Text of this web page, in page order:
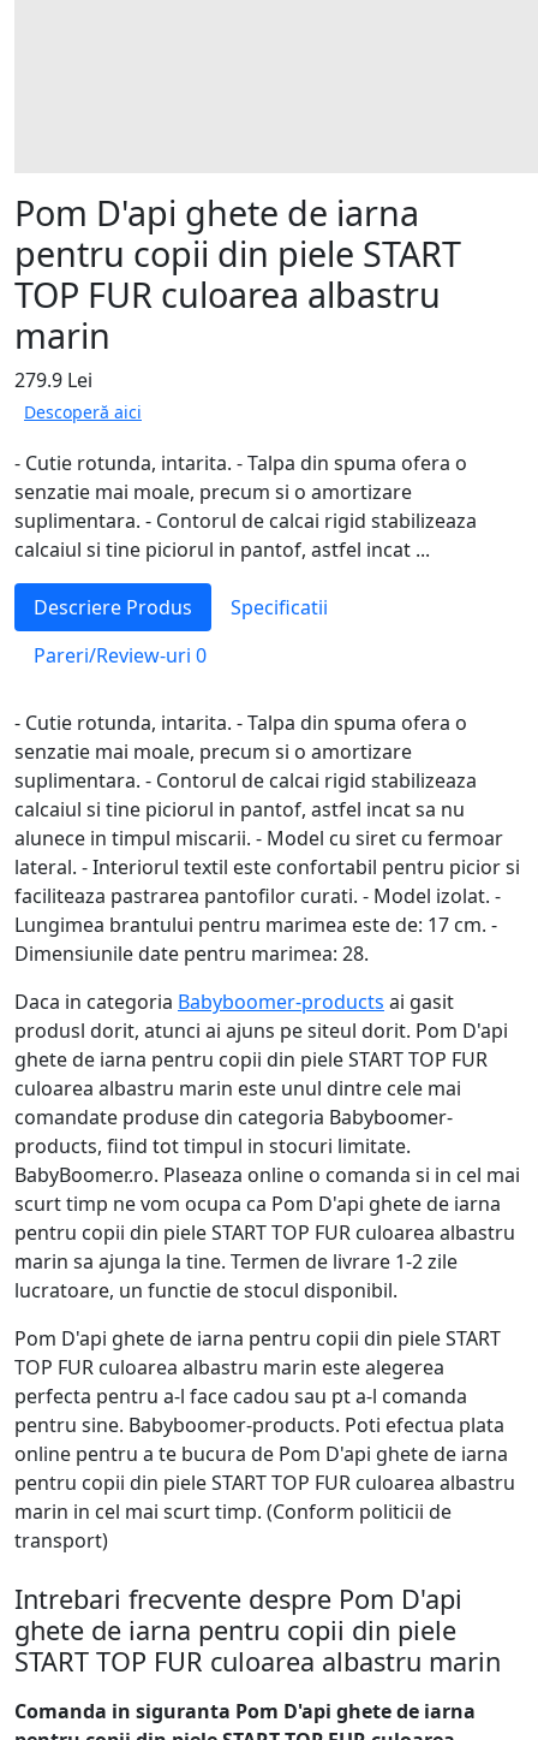
Pom D'api ghete de iarna
pentru copii din piele START
TOP FUR culoarea albastru
marin
279.9 Lei
Descoperă aici
- Cutie rotunda, intarita. - Talpa din spuma ofera o
senzatie mai moale, precum si o amortizare
suplimentara. - Contorul de calcai rigid stabilizeaza
calcaiul si tine piciorul in pantof, astfel incat ...
Descriere Produs
Specificatii
Pareri/Review-uri 0
- Cutie rotunda, intarita. - Talpa din spuma ofera o
senzatie mai moale, precum si o amortizare
suplimentara. - Contorul de calcai rigid stabilizeaza
calcaiul si tine piciorul in pantof, astfel incat sa nu
alunece in timpul miscarii. - Model cu siret cu fermoar
lateral. - Interiorul textil este confortabil pentru picior si
faciliteaza pastrarea pantofilor curati. - Model izolat. -
Lungimea brantului pentru marimea este de: 17 cm. -
Dimensiunile date pentru marimea: 28.
Daca in categoria Babyboomer-products ai gasit
produsl dorit, atunci ai ajuns pe siteul dorit. Pom D'api
ghete de iarna pentru copii din piele START TOP FUR
culoarea albastru marin este unul dintre cele mai
comandate produse din categoria Babyboomer-
products, fiind tot timpul in stocuri limitate.
BabyBoomer.ro. Plaseaza online o comanda si in cel mai
scurt timp ne vom ocupa ca Pom D'api ghete de iarna
pentru copii din piele START TOP FUR culoarea albastru
marin sa ajunga la tine. Termen de livrare 1-2 zile
lucratoare, un functie de stocul disponibil.
Pom D'api ghete de iarna pentru copii din piele START
TOP FUR culoarea albastru marin este alegerea
perfecta pentru a-l face cadou sau pt a-l comanda
pentru sine. Babyboomer-products. Poti efectua plata
online pentru a te bucura de Pom D'api ghete de iarna
pentru copii din piele START TOP FUR culoarea albastru
marin in cel mai scurt timp. (Conform politicii de
transport)
Intrebari frecvente despre Pom D'api
ghete de iarna pentru copii din piele
START TOP FUR culoarea albastru marin
Comanda in siguranta Pom D'api ghete de iarna